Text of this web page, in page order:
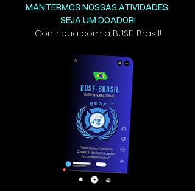
MANTERMOS NOSSAS ATIVIDADES.
SEJA UM DOADOR!
Contribua com a BUSF-Brasil!